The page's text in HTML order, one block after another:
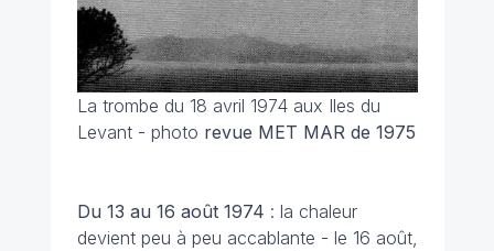
La trombe du 18 avril 1974 aux Iles du
Levant - photo revue MET MAR de 1975
Du 13 au 16 août 1974 : la chaleur
devient peu à peu accablante - le 16 août,